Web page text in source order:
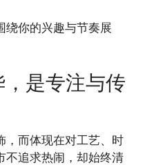
绕你的兴趣与节奏展
是专注与传
，而体现在对工艺、时
不追求热闹，却始终清